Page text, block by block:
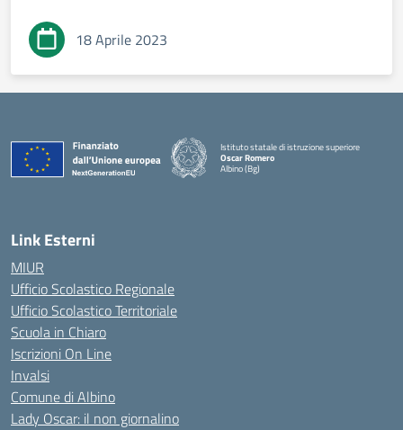
18 Aprile 2023
Istituto statale di istruzione superiore
Oscar Romero
Albino (Bg)
Link Esterni
MIUR
Ufficio Scolastico Regionale
Ufficio Scolastico Territoriale
Scuola in Chiaro
Iscrizioni On Line
Invalsi
Comune di Albino
Lady Oscar: il non giornalino